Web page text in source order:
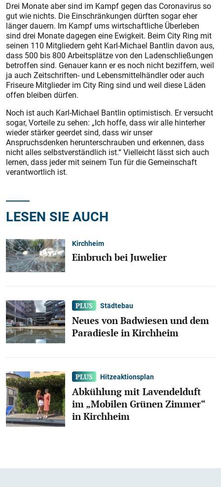
Drei Monate aber sind im Kampf gegen das Coronavirus so
gut wie nichts. Die Einschränkungen dürften sogar eher
länger dauern. Im Kampf ums wirtschaftliche Überleben
sind drei Monate dagegen eine Ewigkeit. Beim City Ring mit
seinen 110 Mitgliedern geht Karl-Michael Bantlin davon aus,
dass 500 bis 800 Arbeitsplätze von den Ladenschließungen
betroffen sind. Genauer kann er es noch nicht beziffern, weil
ja auch Zeitschriften- und Lebensmittelhändler oder auch
Friseure Mitglieder im City Ring sind und weil diese Läden
offen bleiben dürfen.
Noch ist auch Karl-Michael Bantlin optimistisch. Er versucht
sogar, Vorteile zu sehen: „Ich hoffe, dass wir alle hinterher
wieder stärker geerdet sind, dass wir unser
Anspruchsdenken herunterschrauben und erkennen, dass
nicht alles selbstverständlich ist.“ Vielleicht lässt sich auch
lernen, dass jeder mit seinem Tun für die Gemeinschaft
verantwortlich ist.
LESEN SIE AUCH
Kirchheim
Einbruch bei Juwelier
Städtebau
Neues von Badwiesen und dem
Paradiesle in Kirchheim
Hitzeaktionsplan
Abkühlung mit Lavendelduft
im „Mobilen Grünen Zimmer“
in Kirchheim